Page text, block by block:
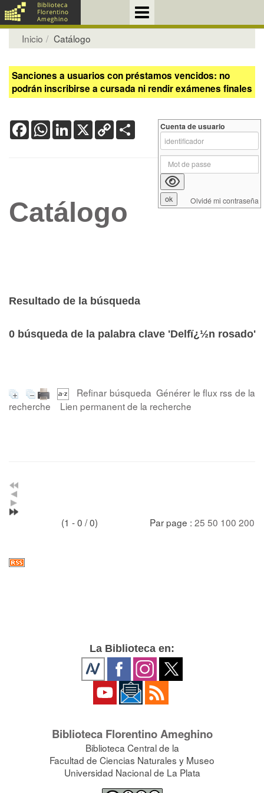
Inicio Catálogo
Sanciones a usuarios con préstamos vencidos: no
podrán inscribirse a cursada ni rendir exámenes finales
FacebookWhatsApp
LinkedIn
X Copy
Link
Catálogo
Resultado de la búsqueda
0 búsqueda de la palabra clave 'Delfï¿½n rosado'
Refinar búsqueda Générer le flux rss de la
recherche
Lien permanent de la recherche
(1 - 0 / 0) Par page : 25 50 100 200
Cuenta de usuario
Olvidé mi contraseña
La Biblioteca en:
Biblioteca Florentino Ameghino
Biblioteca Central de la
Facultad de Ciencias Naturales y Museo
Universidad Nacional de La Plata